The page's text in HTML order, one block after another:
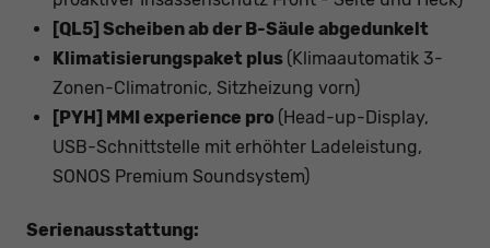
[QL5] Scheiben ab der B-Säule abgedunkelt
Klimatisierungspaket plus (Klimaautomatik 3-
Zonen-Climatronic, Sitzheizung vorn)
[PYH] MMI experience pro (Head-up-Display,
USB-Schnittstelle mit erhöhter Ladeleistung,
SONOS Premium Soundsystem)
Serienausstattung: